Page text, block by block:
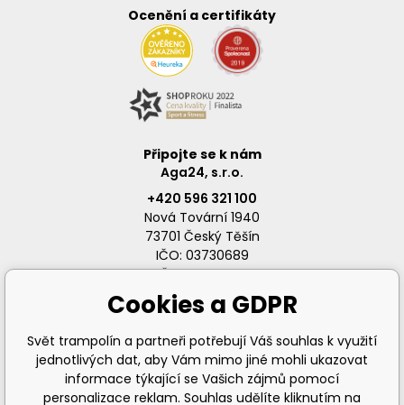
Ocenění a certifikáty
Připojte se k nám
Aga24, s.r.o.
+420 596 321 100
Nová Tovární 1940
73701 Český Těšín
IČO: 03730689
DIČ: CZ03730689
info@svet-trampolin.cz
Cookies a GDPR
Svět trampolín a partneři potřebují Váš souhlas k využití
jednotlivých dat, aby Vám mimo jiné mohli ukazovat
informace týkající se Vašich zájmů pomocí
personalizace reklam. Souhlas udělíte kliknutím na